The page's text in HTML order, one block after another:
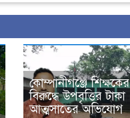
কোম্পানীগঞ্জে শিক্ষকের
বিরুদ্ধে উপবৃত্তির টাকা
আত্মসাতের অভিযোগ